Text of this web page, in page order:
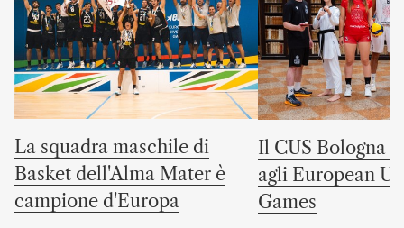
La squadra maschile di
Basket dell'Alma Mater è
campione d'Europa
Il CUS Bologna
agli European
Games